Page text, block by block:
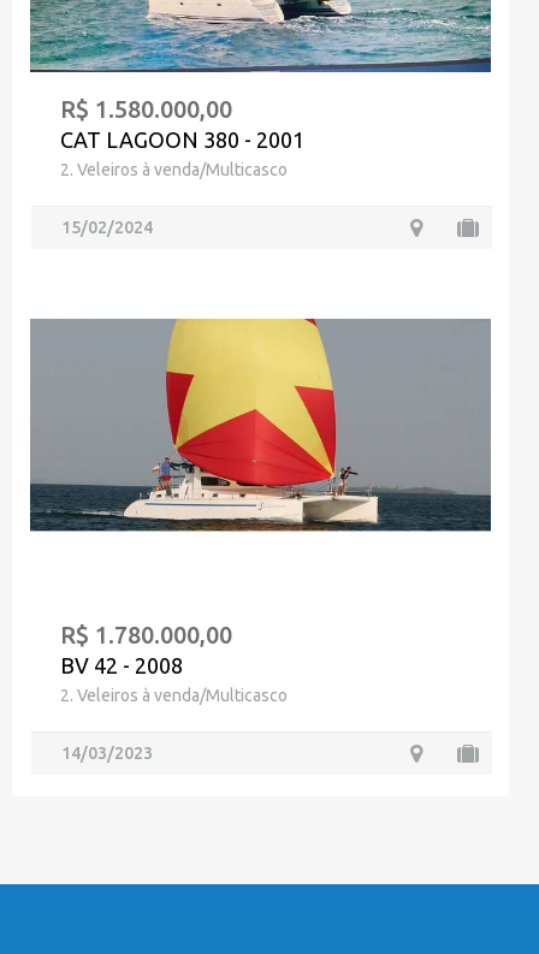
R$ 1.580.000,00
CAT LAGOON 380 - 2001
2. Veleiros à venda/Multicasco
15/02/2024
R$ 1.780.000,00
BV 42 - 2008
2. Veleiros à venda/Multicasco
14/03/2023